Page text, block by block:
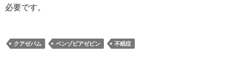
必要です。
クアゼパム ベンゾピアゼピン 不眠症